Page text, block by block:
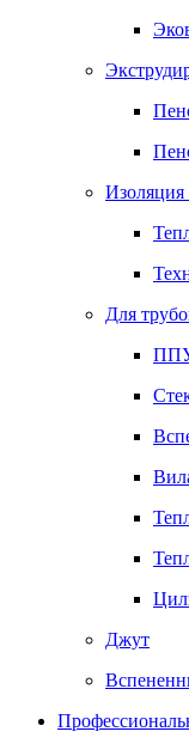
Изоляция
Для
ППУ
Джут